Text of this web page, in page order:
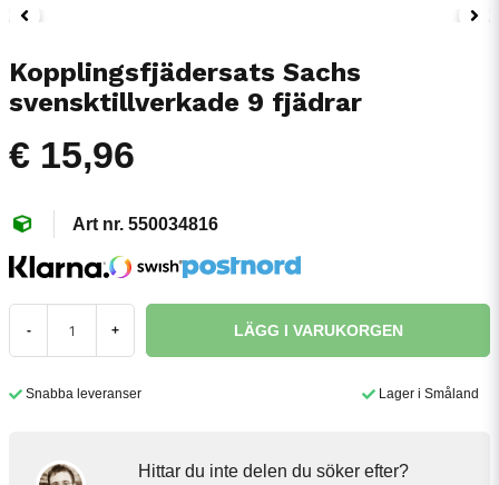
Kopplingsfjädersats Sachs
svensktillverkade 9 fjädrar
€ 15,96
550034816
- + LÄGG I VARUKORGEN
Snabba leveranser Lager i Småland
Hittar du inte delen du söker efter?